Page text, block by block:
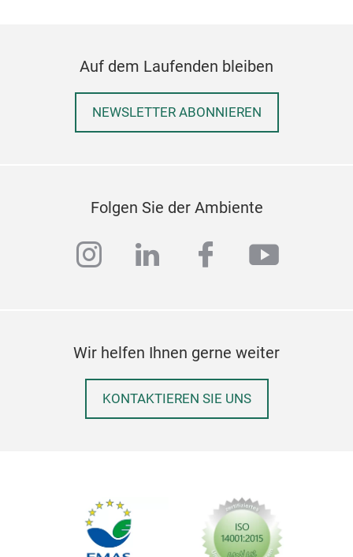
Auf dem Laufenden bleiben
NEWSLETTER ABONNIEREN
Folgen Sie der Ambiente
instagram
linkedinfacebook
Wir helfen Ihnen gerne weiter
KONTAKTIEREN SIE UNS